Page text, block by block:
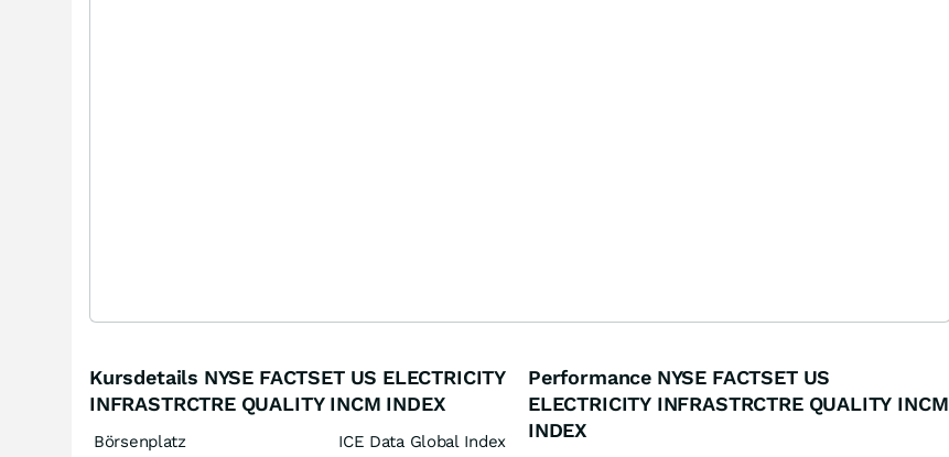
Kursdetails NYSE FACTSET US ELECTRICITY
INFRASTRCTRE QUALITY INCM INDEX
Börsenplatz
ICE Data Global Index
Performance NYSE FACTSET US
ELECTRICITY INFRASTRCTRE QUALITY INCM
INDEX